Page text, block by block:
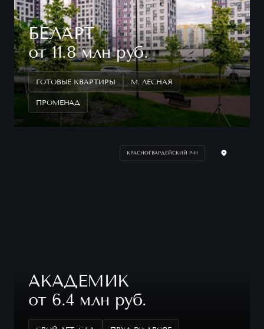
БЕЛАРТ
от 11.8 млн руб.
ГОТОВЫЕ КВАРТИРЫ М. ЛЕСНАЯ
ПРОМЕНАД
КРАСНОГВАРДЕЙСКИЙ Р-Н
АКАДЕМИК
от 6.4 млн руб.